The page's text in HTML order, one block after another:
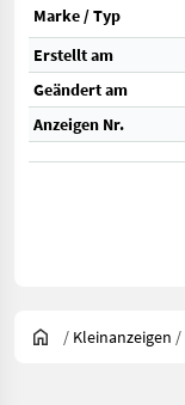
Marke / Typ
Erstellt am
Geändert am
Anzeigen Nr.
/ Kleinanzeigen /